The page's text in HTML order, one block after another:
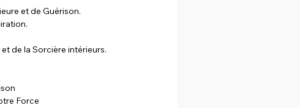
et de Guérison.
de la Sorcière intérieurs.
Force